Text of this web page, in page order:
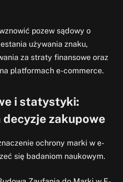
pozew sądowy o
używania znaku,
za straty finansowe oraz
platformach e-commerce.
i statystyki:
decyzje zakupowe
ochrony marki w e-
się badaniom naukowym.